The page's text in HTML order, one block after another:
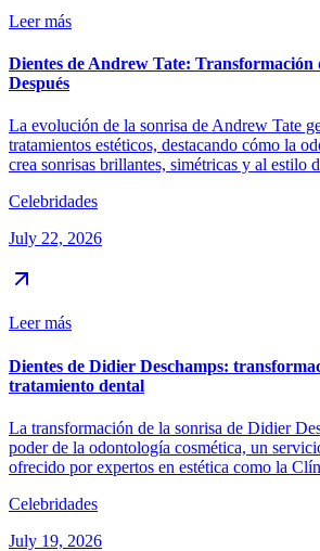
Leer más
Dientes de Andrew Tate: Transformación
Después
La evolución de la sonrisa de Andrew Tate
tratamientos estéticos, destacando cómo la
crea sonrisas brillantes, simétricas y al estilo
Celebridades
July 22, 2026
Leer más
Dientes de Didier Deschamps:
tratamiento dental
La transformación de la sonrisa de Didier
poder de la odontología cosmética, un
ofrecido por expertos en estética como la
Celebridades
July 19, 2026